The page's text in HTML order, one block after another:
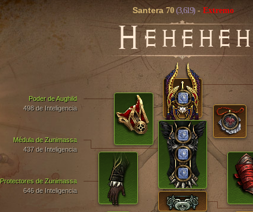
Santera70 (3,619) - Extremo
HEHEHEH
Médula de Zunimassa
437 de Inteligencia
Protectores de Zunimassa
646 de Inteligencia
Poder de Aughild
498 de Inteligencia